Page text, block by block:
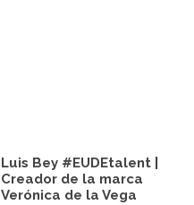
Luis Bey #EUDEtalent |
Creador de la marca
Verónica de la Vega